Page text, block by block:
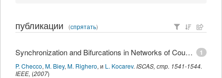
публикации (спрятать)
1
Synchronization and Bifurcations in Networks of Coupled Hindmarsh-Rose Neurons.
P. Checco, M. Biey, M. Righero, и L. Kocarev. ISCAS, стр. 1541-1544.
IEEE, (2007)